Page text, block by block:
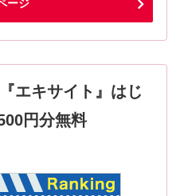
ージ
エキサイト』はじ
円分無料